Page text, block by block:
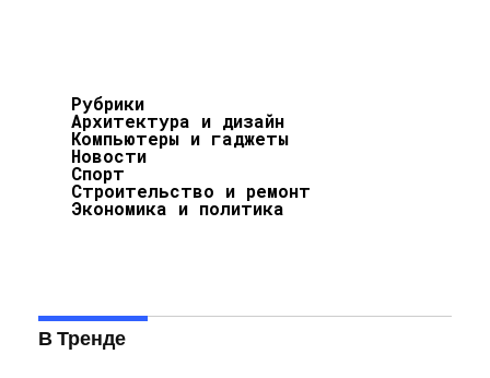
Рубрики
Архитектура и дизайн
Компьютеры и гаджеты
Новости
Спорт
Строительство и ремонт
Экономика и политика
В Тренде